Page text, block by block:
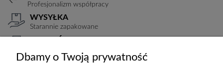
Profesjonalizm współpracy
WYSYŁKA
Starannie zapakowane
TRANSPORT
Dbamy o Twoją prywatność